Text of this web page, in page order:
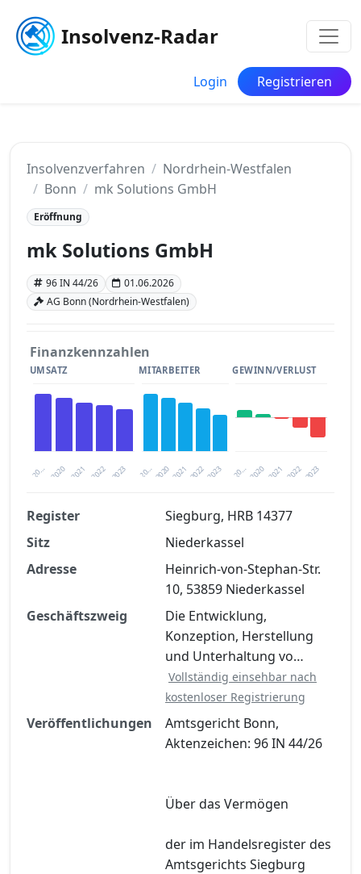
Insolvenz-Radar
Login Registrieren
Insolvenzverfahren
Nordrhein-Westfalen
Bonn
mk Solutions GmbH
Eröffnung
mk Solutions GmbH
96 IN 44/26
01.06.2026
AG Bonn (Nordrhein-Westfalen)
Finanzkennzahlen
UMSATZ
20… 2021 2023
2020 2022
MITARBEITER
20… 2021 2023
2020 2022
GEWINN/VERLUST
20… 2021 2023
2020 2022
Finanzkennzahlen nach kostenloser
Registrierung verfügbar
Jetzt kostenlos registrieren
Register
Siegburg, HRB 14377
Sitz
Niederkassel
Adresse
Heinrich-von-Stephan-Str.
10, 53859 Niederkassel
Geschäftszweig
Die Entwicklung,
Konzeption, Herstellung
und Unterhaltung vo…
Vollständig einsehbar nach
kostenloser Registrierung
Veröffentlichungen
Amtsgericht Bonn,
Aktenzeichen: 96 IN 44/26
Über das Vermögen
der im Handelsregister des
Amtsgerichts Siegburg